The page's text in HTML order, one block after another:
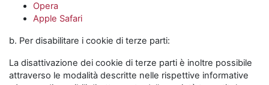
Opera
Apple Safari
b. Per disabilitare i cookie di terze parti:
La disattivazione dei cookie di terze parti è inoltre possibile
attraverso le modalità descritte nelle rispettive informative